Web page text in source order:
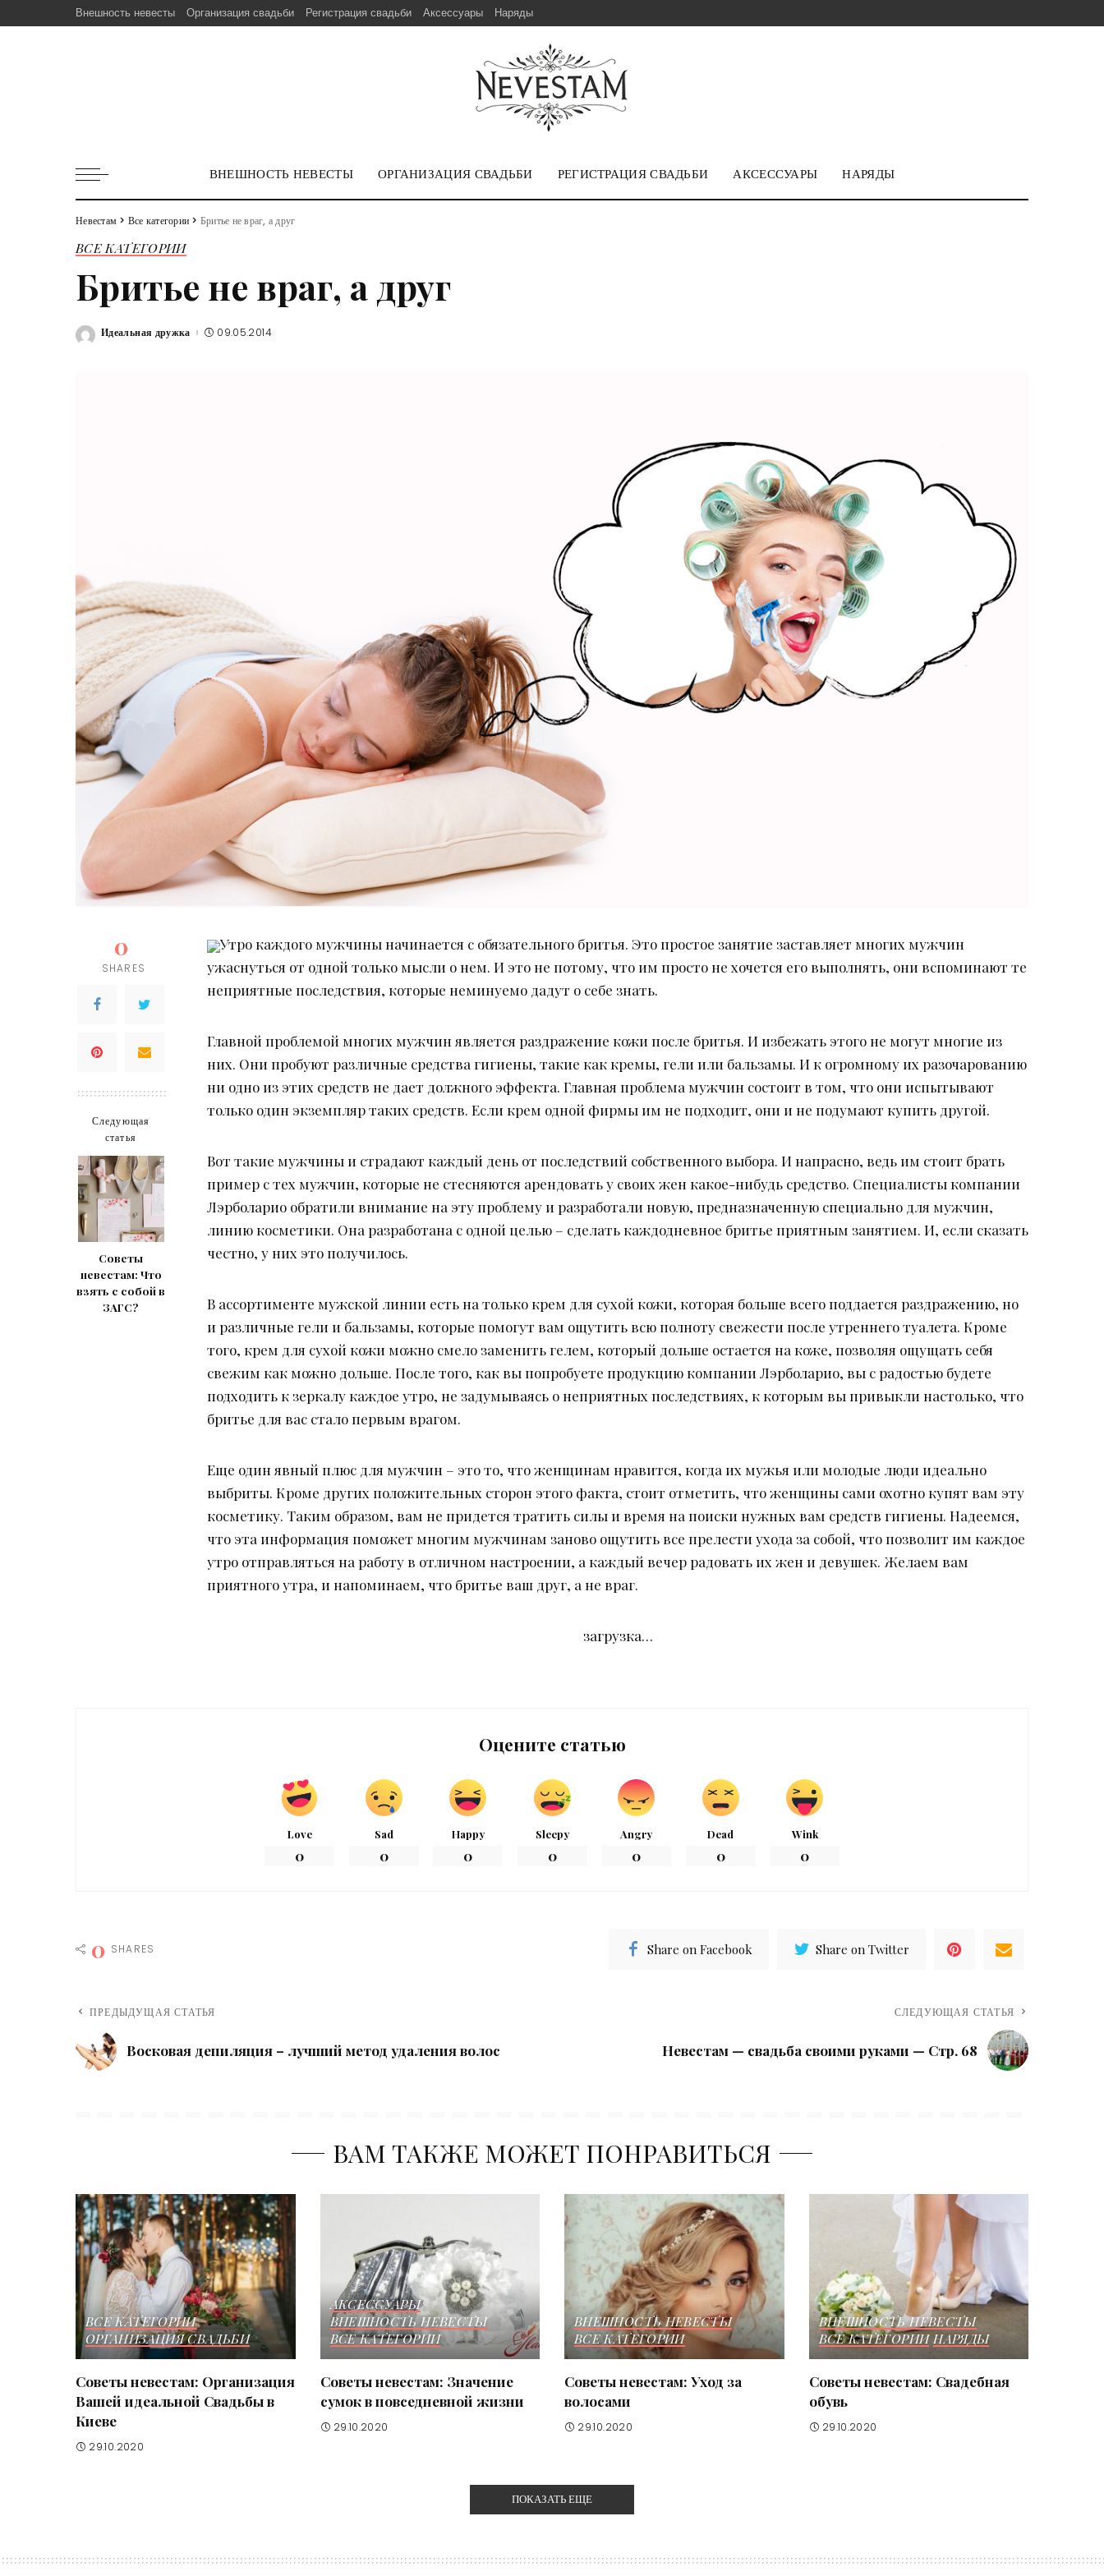
Внешность невесты Организация свадьби Регистрация свадьби Аксессуары Наряды
ВНЕШНОСТЬ НЕВЕСТЫ ОРГАНИЗАЦИЯ СВАДЬБИ РЕГИСТРАЦИЯ СВАДЬБИ АКСЕССУАРЫ НАРЯДЫ
Невестам > Все категории > Бритье не враг, а друг
ВСЕ КАТЕГОРИИ
Бритье не враг, а друг
Posted
Идеальная дружка 09.05.2014
0
SHARES
Следующая
статья
Советы
невестам: Что
взять с собой в
ЗАГС?
Утро каждого мужчины начинается с обязательного бритья. Это простое занятие заставляет многих мужчин
ужаснуться от одной только мысли о нем. И это не потому, что им просто не хочется его выполнять, они вспоминают те
неприятные последствия, которые неминуемо дадут о себе знать.
Главной проблемой многих мужчин является раздражение кожи после бритья. И избежать этого не могут многие из
них. Они пробуют различные средства гигиены, такие как кремы, гели или бальзамы. И к огромному их разочарованию
ни одно из этих средств не дает должного эффекта. Главная проблема мужчин состоит в том, что они испытывают
только один экземпляр таких средств. Если крем одной фирмы им не подходит, они и не подумают купить другой.
Вот такие мужчины и страдают каждый день от последствий собственного выбора. И напрасно, ведь им стоит брать
пример с тех мужчин, которые не стесняются арендовать у своих жен какое-нибудь средство. Специалисты компании
Лэрболарио обратили внимание на эту проблему и разработали новую, предназначенную специально для мужчин,
линию косметики. Она разработана с одной целью – сделать каждодневное бритье приятным занятием. И, если сказать
честно, у них это получилось.
В ассортименте мужской линии есть на только крем для сухой кожи, которая больше всего поддается раздражению, но
и различные гели и бальзамы, которые помогут вам ощутить всю полноту свежести после утреннего туалета. Кроме
того, крем для сухой кожи можно смело заменить гелем, который дольше остается на коже, позволяя ощущать себя
свежим как можно дольше. После того, как вы попробуете продукцию компании Лэрболарио, вы с радостью будете
подходить к зеркалу каждое утро, не задумываясь о неприятных последствиях, к которым вы привыкли настолько, что
бритье для вас стало первым врагом.
Еще один явный плюс для мужчин – это то, что женщинам нравится, когда их мужья или молодые люди идеально
выбриты. Кроме других положительных сторон этого факта, стоит отметить, что женщины сами охотно купят вам эту
косметику. Таким образом, вам не придется тратить силы и время на поиски нужных вам средств гигиены. Надеемся,
что эта информация поможет многим мужчинам заново ощутить все прелести ухода за собой, что позволит им каждое
утро отправляться на работу в отличном настроении, а каждый вечер радовать их жен и девушек. Желаем вам
приятного утра, и напоминаем, что бритье ваш друг, а не враг.
загрузка…
Оцените статью
Love
0
Sad
0
Happy
0
Sleepy
0
Angry
0
Dead
0
Wink
0
0 SHARES Share on Facebook Share on Twitter
ПРЕДЫДУЩАЯ СТАТЬЯ
Восковая депиляция – лучший метод удаления волос
СЛЕДУЮЩАЯ СТАТЬЯ
Невестам — свадьба своими руками — Стр. 68
ВАМ ТАКЖЕ МОЖЕТ ПОНРАВИТЬСЯ
ВСЕ КАТЕГОРИИ
ОРГАНИЗАЦИЯ СВАДЬБИ
Советы невестам: Организация
Вашей идеальной Свадьбы в
Киеве
29.10.2020
АКСЕССУАРЫ
ВНЕШНОСТЬ НЕВЕСТЫ
ВСЕ КАТЕГОРИИ
Советы невестам: Значение
сумок в повседневной жизни
29.10.2020
ВНЕШНОСТЬ НЕВЕСТЫ
ВСЕ КАТЕГОРИИ
Советы невестам: Уход за
волосами
29.10.2020
ВНЕШНОСТЬ НЕВЕСТЫ
ВСЕ КАТЕГОРИИ НАРЯДЫ
Советы невестам: Свадебная
обувь
29.10.2020
ПОКАЗАТЬ ЕЩЕ